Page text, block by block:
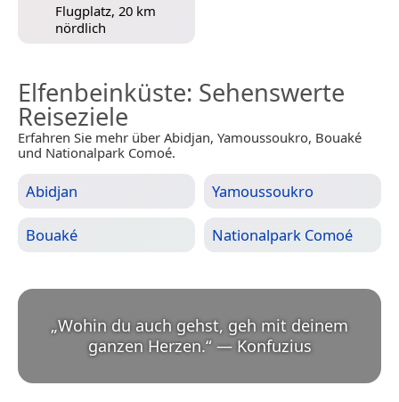
Flugplatz, 20 km
nördlich
Elfenbeinküste: Sehenswerte
Reiseziele
Erfahren Sie mehr über Abidjan, Yamoussoukro, Bouaké
und Nationalpark Comoé.
Abidjan Yamoussoukro
Bouaké Nationalpark Comoé
„Wohin du auch gehst, geh mit deinem
ganzen Herzen.“ — Konfuzius